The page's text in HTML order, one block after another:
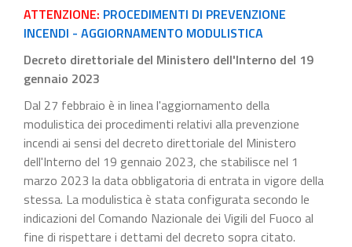
ATTENZIONE: PROCEDIMENTI DI PREVENZIONE
INCENDI - AGGIORNAMENTO MODULISTICA
Decreto direttoriale del Ministero dell'Interno del 19
gennaio 2023
Dal 27 febbraio è in linea l'aggiornamento della
modulistica dei procedimenti relativi alla prevenzione
incendi ai sensi del decreto direttoriale del Ministero
dell'Interno del 19 gennaio 2023, che stabilisce nel 1
marzo 2023 la data obbligatoria di entrata in vigore della
stessa. La modulistica è stata configurata secondo le
indicazioni del Comando Nazionale dei Vigili del Fuoco al
fine di rispettare i dettami del decreto sopra citato.